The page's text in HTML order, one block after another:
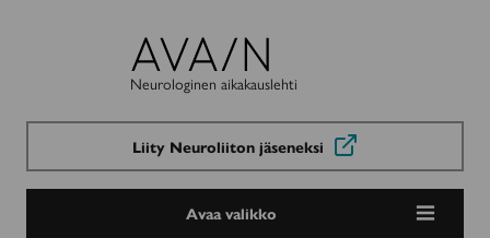
Avain-
lehti
Neurologinen aikakauslehti
Liity Neuroliiton jäseneksi
Avaa valikko